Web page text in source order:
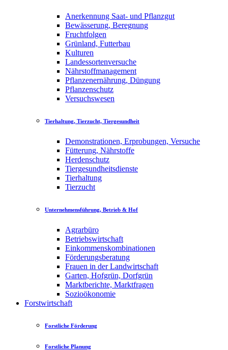
Anerkennung Saat- und Pflanzgut
Bewässerung, Beregnung
Fruchtfolgen
Grünland, Futterbau
Kulturen
Landessortenversuche
Nährstoffmanagement
Pflanzenernährung, Düngung
Pflanzenschutz
Versuchswesen
Tierhaltung, Tierzucht, Tiergesundheit
Demonstrationen, Erprobungen, Versuche
Fütterung, Nährstoffe
Herdenschutz
Tiergesundheitsdienste
Tierhaltung
Tierzucht
Unternehmensführung, Betrieb & Hof
Agrarbüro
Betriebswirtschaft
Einkommenskombinationen
Förderungsberatung
Frauen in der Landwirtschaft
Garten, Hofgrün, Dorfgrün
Marktberichte, Marktfragen
Sozioökonomie
Forstwirtschaft
Forstliche Förderung
Forstliche Planung